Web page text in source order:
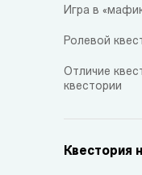
Игра в
Ролевой
Отличие
квестории
Квестория